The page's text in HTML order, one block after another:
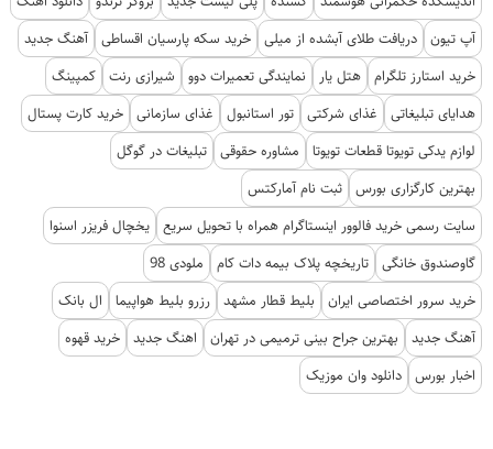
آپ تیون دریافت طلای آبشده از میلی خرید سکه پارسیان اقساطی آهنگ جدید
خرید استارز تلگرام هتل یار نمایندگی تعمیرات دوو شیرازی رنت کمپینگ
هدایای تبلیغاتی
غذای شرکتی تور استانبول غذای سازمانی خرید کارت پستال
لوازم یدکی تویوتا قطعات تویوتا
مشاوره حقوقی تبلیغات در گوگل
بهترین کارگزاری بورس ثبت نام آمارکتس
سایت رسمی خرید فالوور اینستاگرام همراه با تحویل سریع یخچال فریزر اسنوا
گاوصندوق خانگی تاریخچه پلاک بیمه دات کام
ملودی 98
خرید سرور اختصاصی ایران
بلیط قطار مشهد رزرو بلیط هواپیما
ال بانک
آهنگ جدید
بهترین جراح بینی ترمیمی در تهران اهنگ جدید خرید قهوه
اخبار بورس دانلود وان موزیک